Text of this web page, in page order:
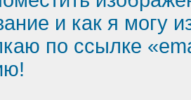
и как я могу
по ссылке